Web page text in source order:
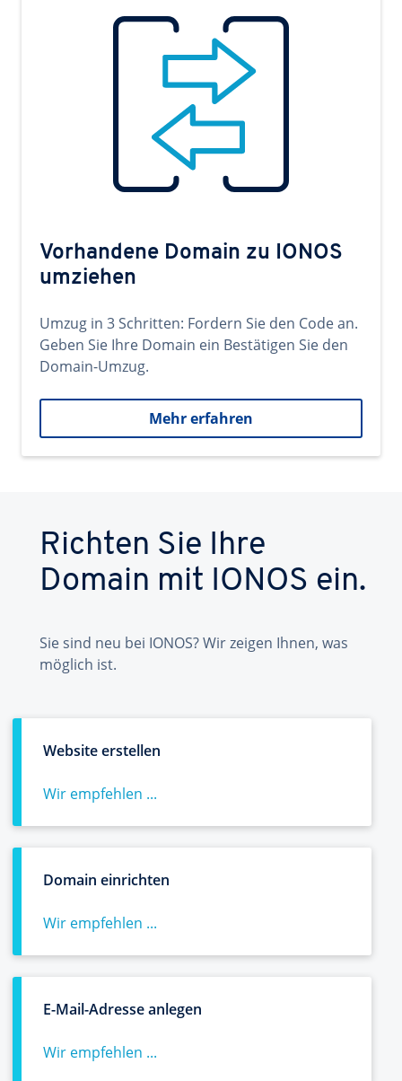
Vorhandene Domain zu IONOS
umziehen
Umzug in 3 Schritten: Fordern Sie den Code an.
Geben Sie Ihre Domain ein Bestätigen Sie den
Domain-Umzug.
Mehr erfahren
Richten Sie Ihre
Domain mit IONOS ein.
Sie sind neu bei IONOS? Wir zeigen Ihnen, was
möglich ist.
Website erstellen
Wir empfehlen ...
Domain einrichten
Wir empfehlen ...
E-Mail-Adresse anlegen
Wir empfehlen ...